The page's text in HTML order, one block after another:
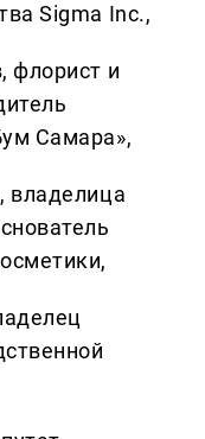
Sigma Inc.,
флорист и
Самара»,
владелица